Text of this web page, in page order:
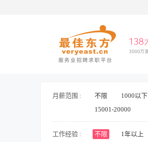
月薪范围 : 不限 1000以下
15001-20000
工作经验 : 不限 1年以上